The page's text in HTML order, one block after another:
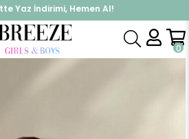
Yaz İndirimi, Hemen Al!
İndirimi Kap, Hemen Üye Ol!
0
ERKEK Pijama Takımı